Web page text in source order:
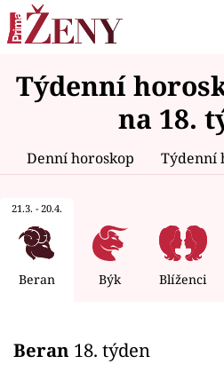
Trendy: Polabí Inspekce
Zrádci
Témata
Celebrity
Seriály
Týdenní
na 18.
Denní horoskop Týdenní
21.3. - 20.4.
Beran Býk Blíženci
Beran 18. týden